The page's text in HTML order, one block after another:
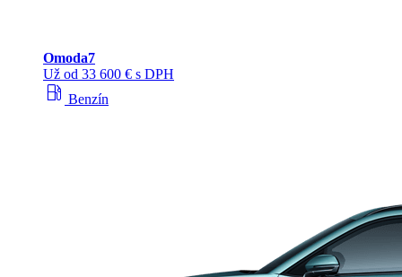
Omoda7
Už od 33 600 € s DPH
local_gas_station Benzín